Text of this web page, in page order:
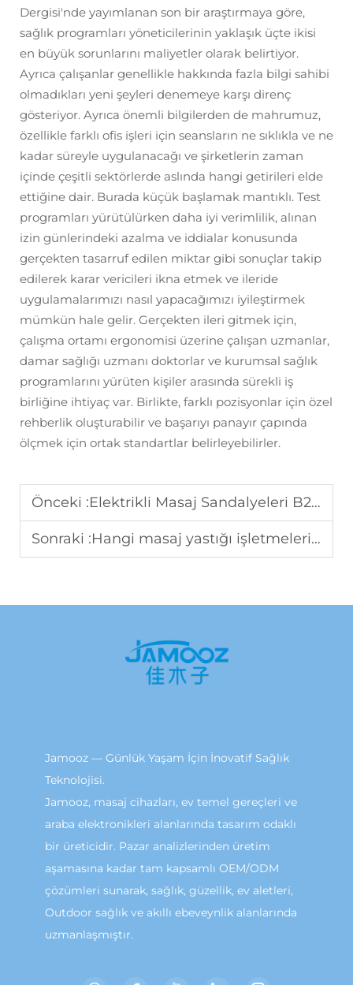
Dergisi'nde yayımlanan son bir araştırmaya göre,
sağlık programları yöneticilerinin yaklaşık üçte ikisi
en büyük sorunlarını maliyetler olarak belirtiyor.
Ayrıca çalışanlar genellikle hakkında fazla bilgi sahibi
olmadıkları yeni şeyleri denemeye karşı direnç
gösteriyor. Ayrıca önemli bilgilerden de mahrumuz,
özellikle farklı ofis işleri için seansların ne sıklıkla ve ne
kadar süreyle uygulanacağı ve şirketlerin zaman
içinde çeşitli sektörlerde aslında hangi getirileri elde
ettiğine dair. Burada küçük başlamak mantıklı. Test
programları yürütülürken daha iyi verimlilik, alınan
izin günlerindeki azalma ve iddialar konusunda
gerçekten tasarruf edilen miktar gibi sonuçlar takip
edilerek karar vericileri ikna etmek ve ileride
uygulamalarımızı nasıl yapacağımızı iyileştirmek
mümkün hale gelir. Gerçekten ileri gitmek için,
çalışma ortamı ergonomisi üzerine çalışan uzmanlar,
damar sağlığı uzmanı doktorlar ve kurumsal sağlık
programlarını yürüten kişiler arasında sürekli iş
birliğine ihtiyaç var. Birlikte, farklı pozisyonlar için özel
rehberlik oluşturabilir ve başarıyı panayır çapında
ölçmek için ortak standartlar belirleyebilirler.
Önceki :Elektrikli Masaj Sandalyeleri B2B Satın Alırken Maliyetleri Nasıl Kontrol Ederim?
Sonraki :Hangi masaj yastığı işletmelerin toplu satın alma ihtiyaçlarını karşılar?
Jamooz — Günlük Yaşam İçin İnovatif Sağlık
Teknolojisi.
Jamooz, masaj cihazları, ev temel gereçleri ve
araba elektronikleri alanlarında tasarım odaklı
bir üreticidir. Pazar analizlerinden üretim
aşamasına kadar tam kapsamlı OEM/ODM
çözümleri sunarak, sağlık, güzellik, ev aletleri,
Outdoor sağlık ve akıllı ebeveynlik alanlarında
uzmanlaşmıştır.